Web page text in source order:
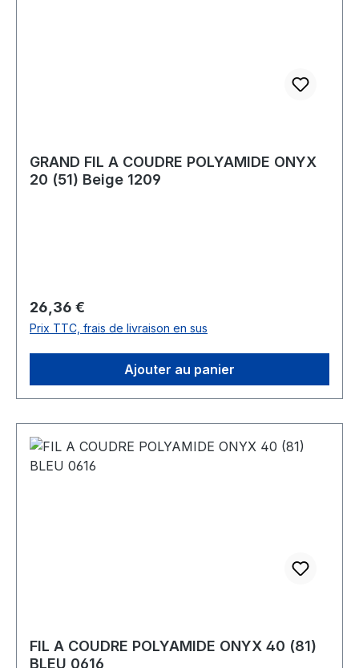
GRAND FIL A COUDRE POLYAMIDE ONYX
20 (51) Beige 1209
Prix régulier :
26,36 €
Prix TTC, frais de livraison en sus
Ajouter au panier
FIL A COUDRE POLYAMIDE ONYX 40 (81)
BLEU 0616